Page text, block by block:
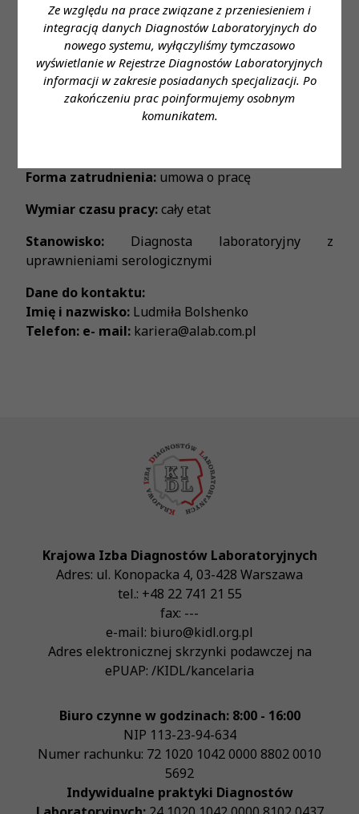
Ze względu na prace związane z przeniesieniem i
integracją danych Diagnostów Laboratoryjnych do
nowego systemu, wyłączyliśmy tymczasowo
wyświetlanie w Rejestrze Diagnostów Laboratoryjnych
informacji w zakresie posiadanych specjalizacji. Po
zakończeniu prac poinformujemy osobnym
komunikatem.
Zapraszamy do aplikowania za pośrednictwem
formularza:link
Miejsce zatrudnienia:Łódź
Wymagane wykształcenie:wyższe
Forma zatrudnienia: umowa o pracę
Wymiar czasu pracy:cały etat
Stanowisko: Diagnosta laboratoryjny z
uprawnieniami serologicznymi
Dane do kontaktu:
Imię i nazwisko: Ludmiła Bolshenko
Telefon: e- mail: kariera@alab.com.pl
Krajowa Izba Diagnostów Laboratoryjnych
Adres: ul. Konopacka 4, 03-428 Warszawa
tel.: +48 22 741 21 55
fax: ---
e-mail: biuro@kidl.org.pl
Adres elektronicznej skrzynki podawczej na
ePUAP: /KIDL/kancelaria
Biuro czynne w godzinach: 8:00 - 16:00
NIP 113-23-94-634
Numer rachunku: 72 1020 1042 0000 8802 0010
5692
Indywidualne praktyki Diagnostów